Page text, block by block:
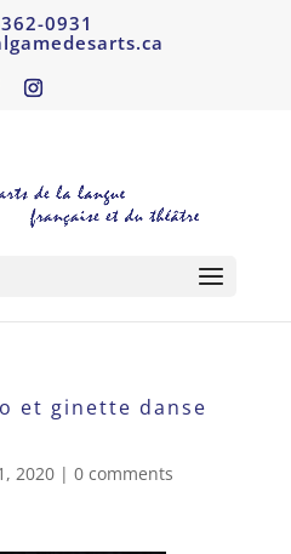
0931
et ginette danse
2020| 0 comments